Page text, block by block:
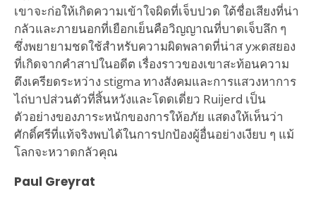
เขาจะก่อให้เกิดความเข้าใจผิดที่เจ็บปวด ใต้ชื่อเสียงที่น่า
กลัวและภายนอกที่เยือกเย็นคือวิญญาณที่บาดเจ็บลึก ๆ
ซึ่งพยายามชดใช้สำหรับความผิดพลาดที่น่าส ужดสยอง
ที่เกิดจากคำสาปในอดีต เรื่องราวของเขาสะท้อนความ
ตึงเครียดระหว่าง stigma ทางสังคมและการแสวงหาการ
ไถ่บาปส่วนตัวที่สิ้นหวังและโดดเดี่ยว Ruijerd เป็น
ตัวอย่างของภาระหนักของการให้อภัย แสดงให้เห็นว่า
ศักดิ์ศรีที่แท้จริงพบได้ในการปกป้องผู้อื่นอย่างเงียบ ๆ แม้
โลกจะหวาดกลัวคุณ
Paul Greyrat